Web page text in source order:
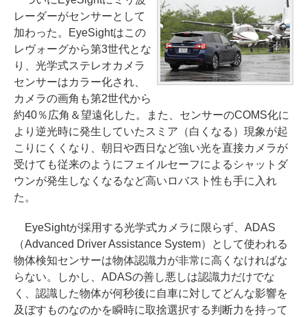
レーダーがセンサーとして
加わった。EyeSightはこの
レヴォーグから第3世代とな
り、光学式ステレオカメラ
センサーはカラー化され、
カメラの画角も第2世代から
約40％広角＆望遠化した。また、センサーのCOMS化に
より逆光時に発生していたスミア（白くなる）現象が起
こりにくくなり、朝日や西日など強い光を直接カメラが
受けても従来のようにフェイルセーフによるシャットダ
ウンが発生しなくなるなど高いロバスト性も手に入れ
た。
EyeSightが採用する光学式カメラに限らず、ADAS
（Advanced Driver Assistance System）として使われる
物体検知センサーは物体認識力が非常に高くなければな
らない。しかし、ADASの善し悪しは認識力だけでな
く、認識した物体が何秒後に自車に対してどんな影響を
及ぼすものなのかを瞬時に取捨選択する判断力を持って